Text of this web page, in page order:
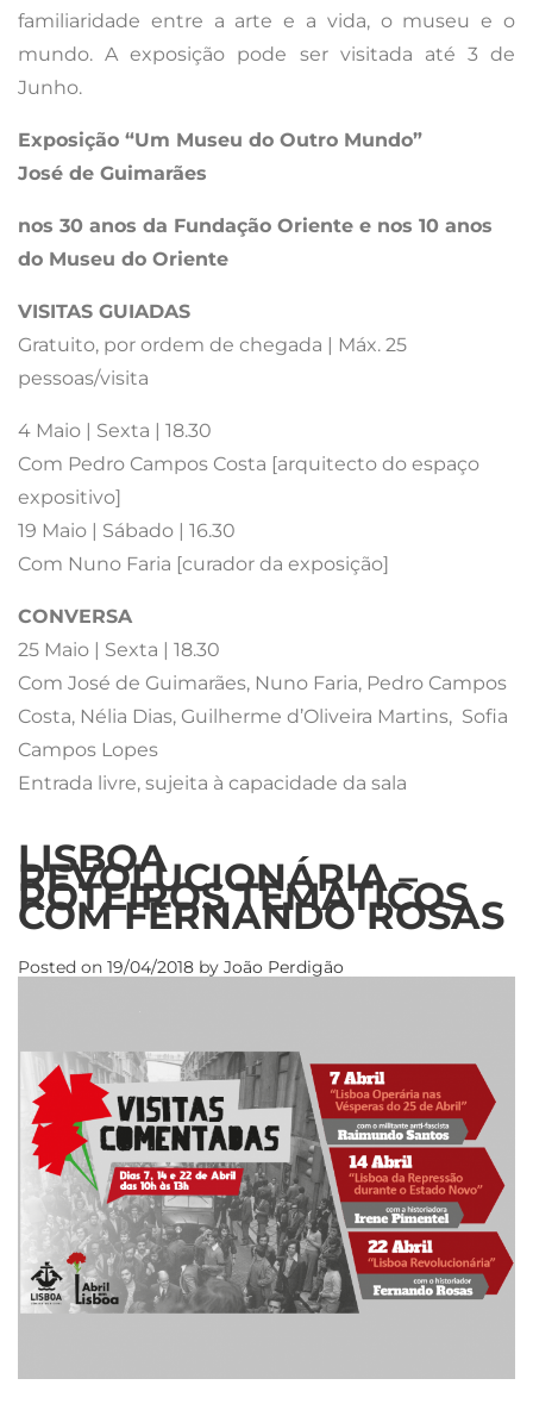
familiaridade entre a arte e a vida, o museu e o
mundo. A exposição pode ser visitada até 3 de
Junho.
Exposição “Um Museu do Outro Mundo”
José de Guimarães
nos 30 anos da Fundação Oriente e nos 10 anos
do Museu do Oriente
VISITAS GUIADAS
Gratuito, por ordem de chegada | Máx. 25
pessoas/visita
4 Maio | Sexta | 18.30
Com Pedro Campos Costa [arquitecto do espaço
expositivo]
19 Maio | Sábado | 16.30
Com Nuno Faria [curador da exposição]
CONVERSA
25 Maio | Sexta | 18.30
Com José de Guimarães, Nuno Faria, Pedro Campos
Costa, Nélia Dias, Guilherme d’Oliveira Martins, Sofia
Campos Lopes
Entrada livre, sujeita à capacidade da sala
LISBOA
REVOLUCIONÁRIA –
ROTEIROS TEMÁTICOS
COM FERNANDO ROSAS
Posted on 19/04/2018 by João Perdigão